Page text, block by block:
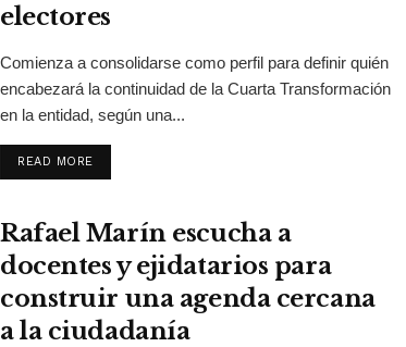
electores
Comienza a consolidarse como perfil para definir quién
encabezará la continuidad de la Cuarta Transformación
en la entidad, según una...
READ MOREDETAILS
Rafael Marín escucha a
docentes y ejidatarios para
construir una agenda cercana
a la ciudadanía